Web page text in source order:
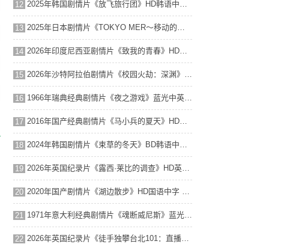
12 2025年韩国剧情片《放飞旅行团》HD韩语中字 4K网盘迅雷下载
13 2025年日本剧情片《TOKYO MER～移动的急救室～ 南海任务 电影》BD日语中字 4K网盘迅雷下载
14 2026年印度尼西亚剧情片《致我的青春》HD印度尼西亚语中字 4K网盘迅雷下载
15 2026年沙特阿拉伯剧情片《校园火劫：深渊》HD阿拉伯语中字 4K网盘迅雷下载
16 1966年瑞典经典剧情片《夜之游戏》蓝光中英双字 4K网盘迅雷下载
17 2016年国产经典剧情片《马小兵的夏天》HD国语中字 4K网盘迅雷下载
18 2024年韩国剧情片《束草的冬天》BD韩语中字 4K网盘迅雷下载
19 2026年英国纪录片《露西·莱比的调查》HD英语中字 4K网盘迅雷下载
20 2020年国产剧情片《湖边散步》HD国语中字 4K网盘迅雷下载
21 1971年意大利经典剧情片《魂断威尼斯》蓝光中英双字 4K网盘迅雷下载
22 2026年英国纪录片《徒手独攀台北101：直播》HD中英双字 4K网盘迅雷下载